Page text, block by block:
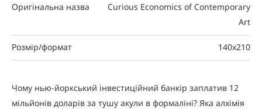
Оригінальна назва
Curious Economics of Contemporary
Art
Розмір/формат 140х210
Чому нью-йоркський інвестиційний банкір заплатив 12
мільйонів доларів за тушу акули в формаліні? Яка алхімія